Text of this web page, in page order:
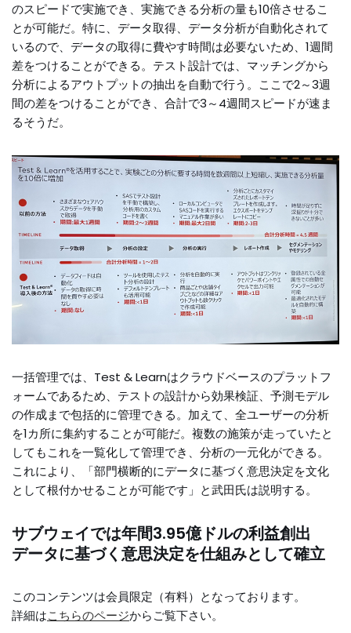
のスピードで実施でき、実施できる分析の量も10倍させるこ
とが可能だ。特に、データ取得、データ分析が自動化されて
いるので、データの取得に費やす時間は必要ないため、1週間
差をつけることができる。テスト設計では、マッチングから
分析によるアウトプットの抽出を自動で行う。ここで2～3週
間の差をつけることができ、合計で3～4週間スピードが速ま
るそうだ。
一括管理では、Test & Learnはクラウドベースのプラットフ
ォームであるため、テストの設計から効果検証、予測モデル
の作成まで包括的に管理できる。加えて、全ユーザーの分析
を1カ所に集約することが可能だ。複数の施策が走っていたと
してもこれを一覧化して管理でき、分析の一元化ができる。
これにより、「部門横断的にデータに基づく意思決定を文化
として根付かせることが可能です」と武田氏は説明する。
サブウェイでは年間3.95億ドルの利益創出
データに基づく意思決定を仕組みとして確立
このコンテンツは会員限定（有料）となっております。
詳細はこちらのページからご覧下さい。